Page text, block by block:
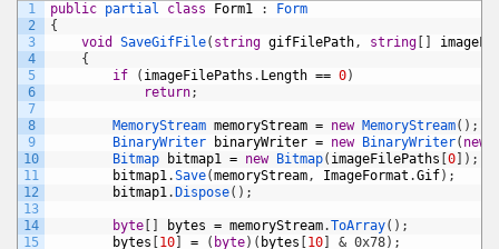
1
2
3
4
5
6
7
8
9
10
11
12
13
14
15
public partial class Form1 :
Form
{
void
SaveGifFile( string gifFilePath, string
{
if
( imageFilePaths . Length == 0)
return;
MemoryStream memoryStream = new MemoryStream( ) ;
BinaryWriter
binaryWriter = new BinaryWriter( new
Bitmap
bitmap1 = new Bitmap( imageFilePaths 0 ) ;
bitmap1.Save(memoryStream, ImageFormat .Gif) ;
bitmap1. Dispose( ) ;
byte bytes = memoryStream.ToArray( ) ;
bytes
10 = ( byte) ( bytes 10
& 0x78);